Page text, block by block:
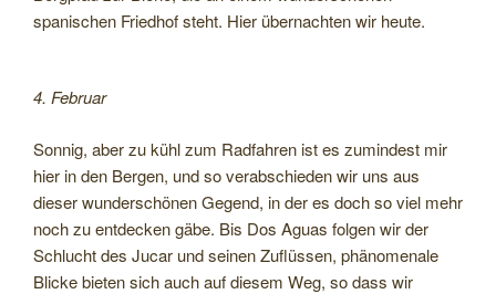
spanischen Friedhof steht. Hier übernachten wir heute.
4. Februar
Sonnig, aber zu kühl zum Radfahren ist es zumindest mir
hier in den Bergen, und so verabschieden wir uns aus
dieser wunderschönen Gegend, in der es doch so viel mehr
noch zu entdecken gäbe. Bis Dos Aguas folgen wir der
Schlucht des Jucar und seinen Zuflüssen, phänomenale
Blicke bieten sich auch auf diesem Weg, so dass wir